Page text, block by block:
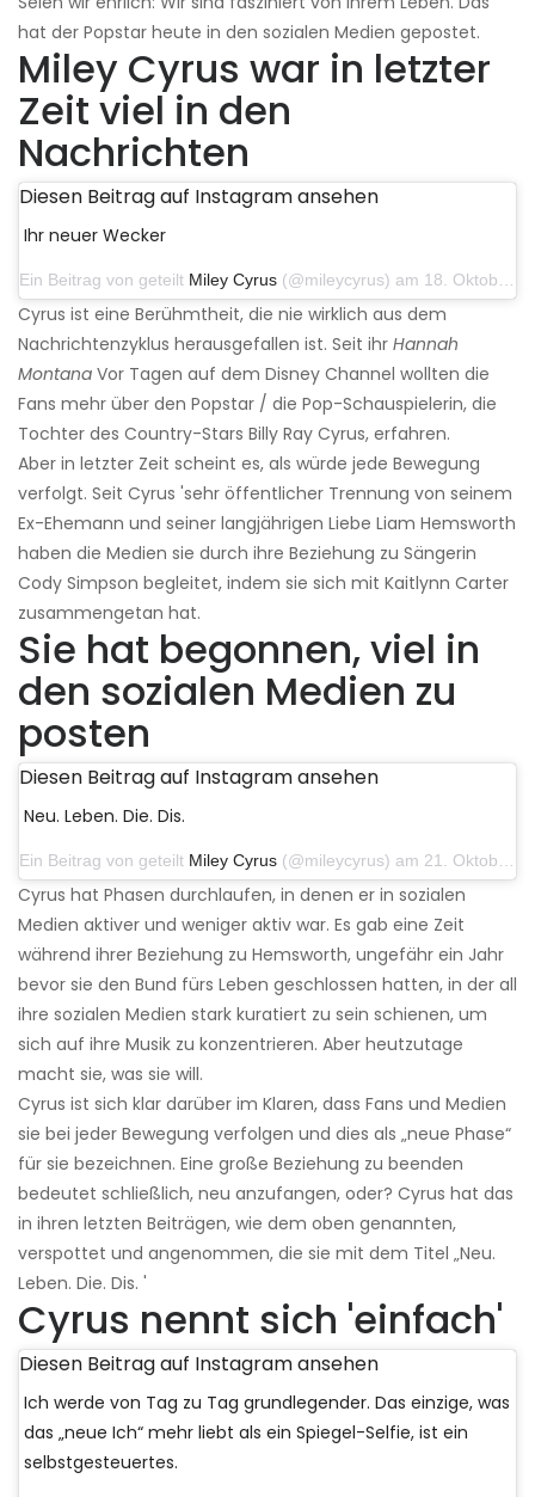
hat der Popstar heute in den sozialen Medien gepostet.
Miley Cyrus war in letzter
Zeit viel in den
Nachrichten
Diesen Beitrag auf Instagram ansehen
Ihr neuer Wecker
Ein Beitrag von geteilt Miley Cyrus (@mileycyrus) am 18. Oktober 2019 um 19:03 Uhr PDT
Cyrus ist eine Berühmtheit, die nie wirklich aus dem
Nachrichtenzyklus herausgefallen ist. Seit ihr Hannah
Montana Vor Tagen auf dem Disney Channel wollten die
Fans mehr über den Popstar / die Pop-Schauspielerin, die
Tochter des Country-Stars Billy Ray Cyrus, erfahren.
Aber in letzter Zeit scheint es, als würde jede Bewegung
verfolgt. Seit Cyrus 'sehr öffentlicher Trennung von seinem
Ex-Ehemann und seiner langjährigen Liebe Liam Hemsworth
haben die Medien sie durch ihre Beziehung zu Sängerin
Cody Simpson begleitet, indem sie sich mit Kaitlynn Carter
zusammengetan hat.
Sie hat begonnen, viel in
den sozialen Medien zu
posten
Diesen Beitrag auf Instagram ansehen
Neu. Leben. Die. Dis.
Ein Beitrag von geteilt Miley Cyrus (@mileycyrus) am 21. Oktober 2019 um 12:31 Uhr PDT
Cyrus hat Phasen durchlaufen, in denen er in sozialen
Medien aktiver und weniger aktiv war. Es gab eine Zeit
während ihrer Beziehung zu Hemsworth, ungefähr ein Jahr
bevor sie den Bund fürs Leben geschlossen hatten, in der all
ihre sozialen Medien stark kuratiert zu sein schienen, um
sich auf ihre Musik zu konzentrieren. Aber heutzutage
macht sie, was sie will.
Cyrus ist sich klar darüber im Klaren, dass Fans und Medien
sie bei jeder Bewegung verfolgen und dies als „neue Phase“
für sie bezeichnen. Eine große Beziehung zu beenden
bedeutet schließlich, neu anzufangen, oder? Cyrus hat das
in ihren letzten Beiträgen, wie dem oben genannten,
verspottet und angenommen, die sie mit dem Titel „Neu.
Leben. Die. Dis. '
Cyrus nennt sich 'einfach'
Diesen Beitrag auf Instagram ansehen
Ich werde von Tag zu Tag grundlegender. Das einzige, was
das „neue Ich“ mehr liebt als ein Spiegel-Selfie, ist ein
selbstgesteuertes.